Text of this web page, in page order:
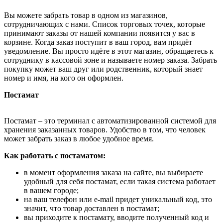
Вы можете забрать товар в одном из магазинов,
сотрудничающих с нами. Список торговых точек, которые
принимают заказы от нашей компании появится у вас в
корзине. Когда заказ поступит в ваш город, вам придёт
уведомление. Вы просто идёте в этот магазин, обращаетесь к
сотруднику в кассовой зоне и называете номер заказа. Забрать
покупку может ваш друг или родственник, который знает
номер и имя, на кого он оформлен.
Постамат
Постамат – это терминал с автоматизированной системой для
хранения заказанных товаров. Удобство в том, что человек
может забрать заказ в любое удобное время.
Как работать с постаматом:
в момент оформления заказа на сайте, вы выбираете
удобный для себя постамат, если такая система работает
в вашем городе;
на ваш телефон или e-mail придет уникальный код, это
значит, что товар доставлен в постамат;
вы приходите к постамату, вводите полученный код и